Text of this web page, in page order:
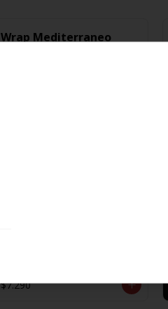
Wrap Mediterraneo
$7.290